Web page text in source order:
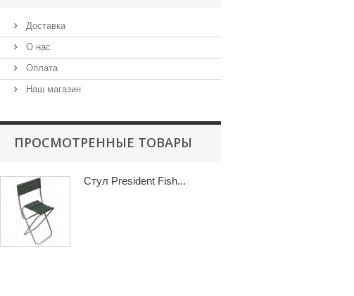
Доставка
О нас
Оплата
Наш магазин
ПРОСМОТРЕННЫЕ ТОВАРЫ
Стул President Fish...